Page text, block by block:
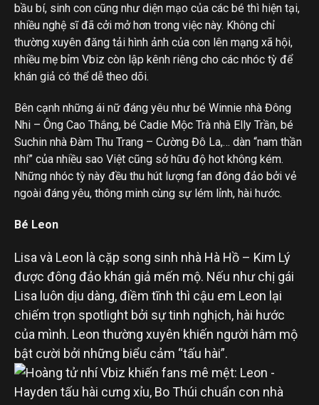
bầu bí, sinh con cũng như diện mạo của các bé thì hiện tại,
nhiều nghệ sĩ đã cởi mở hơn trong việc này. Không chỉ
thường xuyên đăng tải hình ảnh của con lên mạng xã hội,
nhiều mẹ bỉm Vbiz còn lập kênh riêng cho các nhóc tỳ để
khán giả có thể dễ theo dõi.
Bên cạnh những ái nữ đáng yêu như bé Winnie nhà Đông
Nhi – Ông Cao Thắng, bé Cadie Mộc Trà nhà Elly Trần, bé
Suchin nhà Đàm Thu Trang – Cường Đô La,… dàn “nam thần
nhí” của nhiều sao Việt cũng sở hữu độ hot không kém.
Những nhóc tỳ này đều thu hút lượng fan đông đảo bởi vẻ
ngoài đáng yêu, thông minh cùng sự lém lỉnh, hài hước.
Bé Leon
Lisa và Leon là cặp song sinh nhà Hà Hồ – Kim Lý
được đông đảo khán giả mến mộ. Nếu như chị gái
Lisa luôn dịu dàng, điềm tĩnh thì cậu em Leon lại
chiếm trọn spotlight bởi sự tinh nghịch, hài hước
của mình. Leon thường xuyên khiến người hâm mộ
bật cười bởi những biểu cảm “tấu hài”.